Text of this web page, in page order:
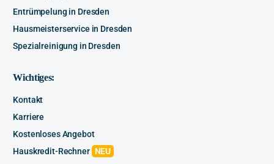
Entrümpelung in Dresden
Hausmeisterservice in Dresden
Spezialreinigung in Dresden
Wichtiges:
Kontakt
Karriere
Kostenloses Angebot
Hauskredit-Rechner NEU